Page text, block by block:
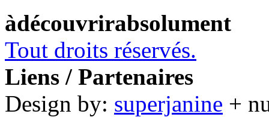
àdécouvrirabsolument
Tout droits réservés.
Liens / Partenaires
Design by: superjanine +